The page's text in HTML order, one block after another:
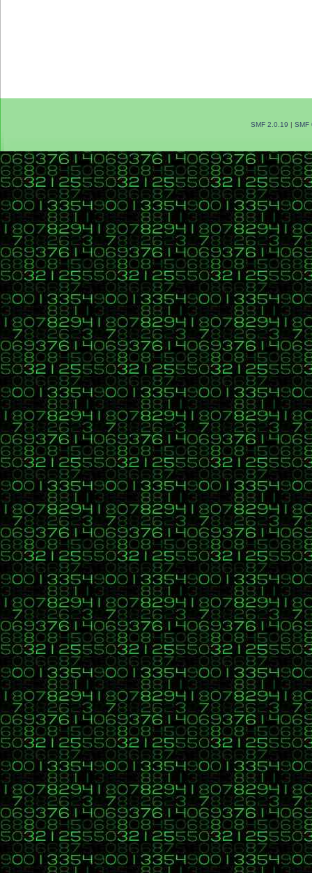
SMF 2.0.19 | SMF